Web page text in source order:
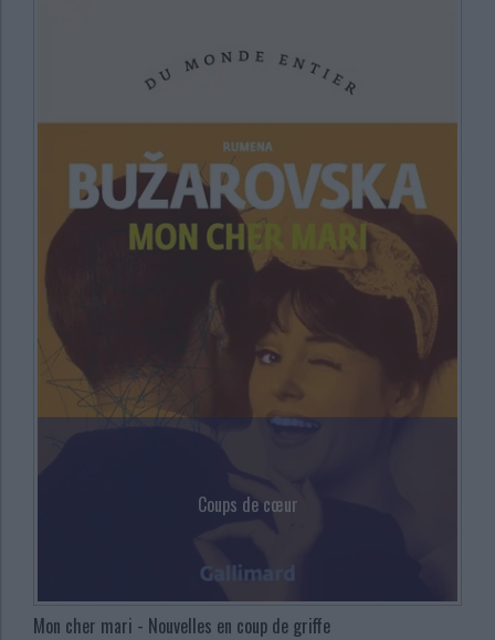
Coups de cœur
Mon cher mari - Nouvelles en coup de griffe